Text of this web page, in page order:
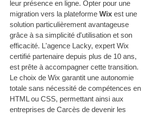
leur présence en ligne. Opter pour une
migration vers la plateforme Wix est une
solution particulièrement avantageuse
grâce à sa simplicité d'utilisation et son
efficacité. L'agence Lacky, expert Wix
certifié partenaire depuis plus de 10 ans,
est prête à accompagner cette transition.
Le choix de Wix garantit une autonomie
totale sans nécessité de compétences en
HTML ou CSS, permettant ainsi aux
entreprises de Carcès de devenir les